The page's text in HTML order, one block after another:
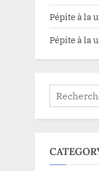
Pépite à la
Pépite à la
Rechercher :